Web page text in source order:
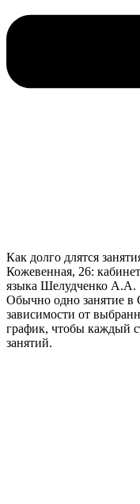
Как долго длятся
Кожевенная, 26:
языка Шелудченко А.А.
Обычно одно занятие в
зависимости от
график, чтобы каждый
занятий.